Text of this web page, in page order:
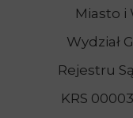
Miasto i
Wydział
Rejestru
KRS